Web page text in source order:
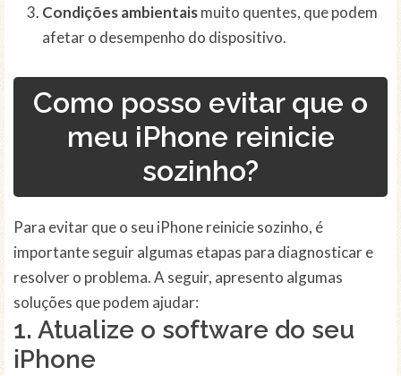
Condições ambientaismuito quentes, que podem
afetar o desempenho do dispositivo.
Como posso evitar que o
meu iPhone reinicie
sozinho?
Para evitar que o seu iPhone reinicie sozinho, é
importante seguir algumas etapas para diagnosticar e
resolver o problema. A seguir, apresento algumas
soluções que podem ajudar:
1. Atualize o software do seu
iPhone